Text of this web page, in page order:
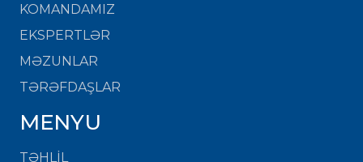
KOMANDAMIZ
EKSPERTLƏR
MƏZUNLAR
TƏRƏFDAŞLAR
MENYU
TƏHLİL